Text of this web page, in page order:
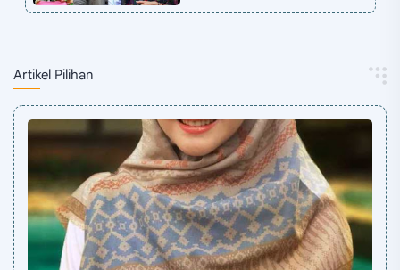
Artikel Pilihan